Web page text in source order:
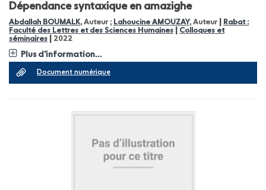
Dépendance syntaxique en amazighe
Abdallah BOUMALK, Auteur ; Lahoucine AMOUZAY, Auteur
Rabat :
Faculté des Lettres et des Sciences Humaines
Colloques et
séminaires
2022
Plus d'information...
Document numérique